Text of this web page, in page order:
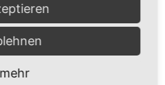
Consent
Vogtland e.V.
mehr